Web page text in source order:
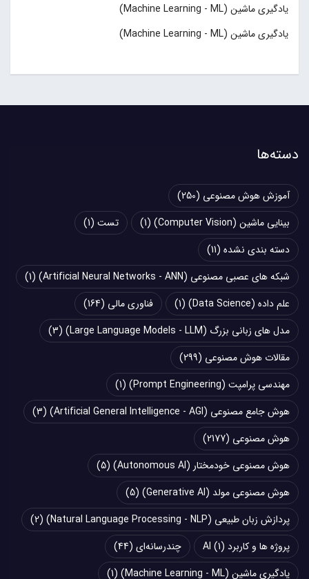
یادگیری ماشین (Machine Learning - ML)
یادگیری ماشین (Machine Learning - ML)
دسته‌ها
آموزش هوش مصنوعی (250)
بینایی ماشین (Computer Vision)
(1) تست (1)
دسته بندی نشده (11)
شبکه های عصبی مصنوعی (Artificial Neural Networks - ANN)
(1)
علم داده (Data Science)
(1) فناوری مالی (164)
مدل های زبانی بزرگ (Large Language Models - LLM)
(3)
مقالات هوش مصنوعی (299)
مهندسی پرامپت (Prompt Engineering)
(1)
هوش جامع مصنوعی (Artificial General Intelligence - AGI)
(3)
هوش مصنوعی (2177)
هوش مصنوعی خودمختار (Autonomous AI)
(5)
هوش مصنوعی مولد (Generative AI)
(5)
پردازش زبان طبیعی (Natural Language Processing - NLP)
(2)
پروژه ها و کاربرد AI (1) چند‌‌رسانه‌ای (44)
یادگیری ماشین (Machine Learning - ML)
(1)